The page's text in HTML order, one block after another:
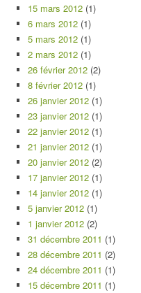
15 mars 2012 (1)
6 mars 2012 (1)
5 mars 2012 (1)
2 mars 2012 (1)
26 février 2012 (2)
8 février 2012 (1)
26 janvier 2012 (1)
23 janvier 2012 (1)
22 janvier 2012 (1)
21 janvier 2012 (1)
20 janvier 2012 (2)
17 janvier 2012 (1)
14 janvier 2012 (1)
5 janvier 2012 (1)
1 janvier 2012 (2)
31 décembre 2011 (1)
28 décembre 2011 (2)
24 décembre 2011 (1)
15 décembre 2011 (1)